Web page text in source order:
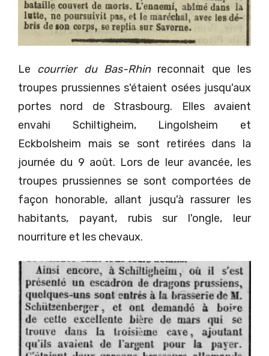
Le courrier du Bas-Rhinreconnait que les
troupes prussiennes s'étaient osées jusqu'aux
portes nord de Strasbourg. Elles avaient
envahi Schiltigheim, Lingolsheim et
Eckbolsheim mais se sont retirées dans la
journée du 9 août. Lors de leur avancée, les
troupes prussiennes se sont comportées de
façon honorable, allant jusqu'à rassurer les
habitants, payant, rubis sur l'ongle, leur
nourriture et les chevaux.